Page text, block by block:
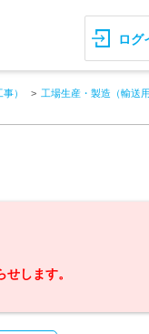
ログ
）
工場生産・製造（輸送
します。